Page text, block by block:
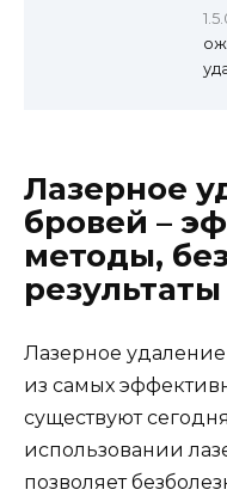
Лазерное
бровей –
методы,
результаты
Лазерное удаление
из самых
существуют
использовании
позволяет